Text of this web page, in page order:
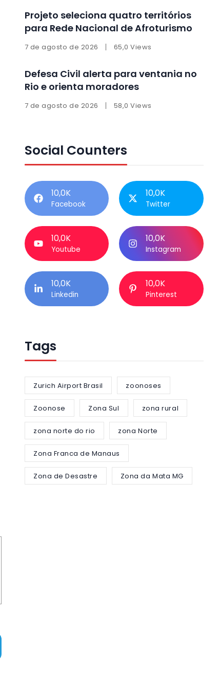
Projeto seleciona quatro territórios
para Rede Nacional de Afroturismo
7 de agosto de 2026 65,0 Views
Defesa Civil alerta para ventania no
Rio e orienta moradores
7 de agosto de 2026 58,0 Views
Social Counters
10,0K
Facebook
10,0K
Twitter
10,0K
Youtube
10,0K
Instagram
10,0K
Linkedin
10,0K
Pinterest
Tags
Zurich Airport Brasil zoonoses
Zoonose Zona Sul zona rural
zona norte do rio zona Norte
Zona Franca de Manaus
Zona de Desastre Zona da Mata MG